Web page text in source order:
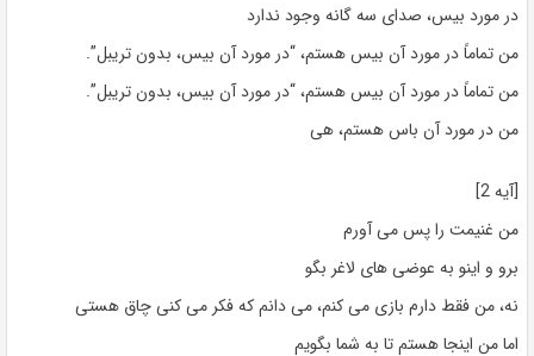
در مورد بیس، صدای سه گانه وجود ندارد
من تماماً در مورد آن بیس هستم، “در مورد آن بیس، بدون تریبل”.
من تماماً در مورد آن بیس هستم، “در مورد آن بیس، بدون تریبل”.
من در مورد آن باس هستم، هی
[آیه 2]
من غنیمت را پس می آورم
برو و اینو به عوضی های لاغر بگو
نه، من فقط دارم بازی می کنم، می دانم که فکر می کنی چاق هستی
اما من اینجا هستم تا به شما بگویم